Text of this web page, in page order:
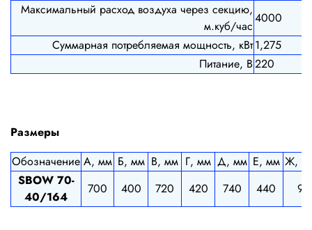
Максимальный расход воздуха через секцию,
м.куб/час
4000
Суммарная потребляемая мощность, кВт1,275
Питание, В220
Размеры
Обозначение А, мм Б, мм В, мм Г, мм Д, мм Е, мм Ж,
SBOW 70-
40/164
700 400 720 420 740 440 9